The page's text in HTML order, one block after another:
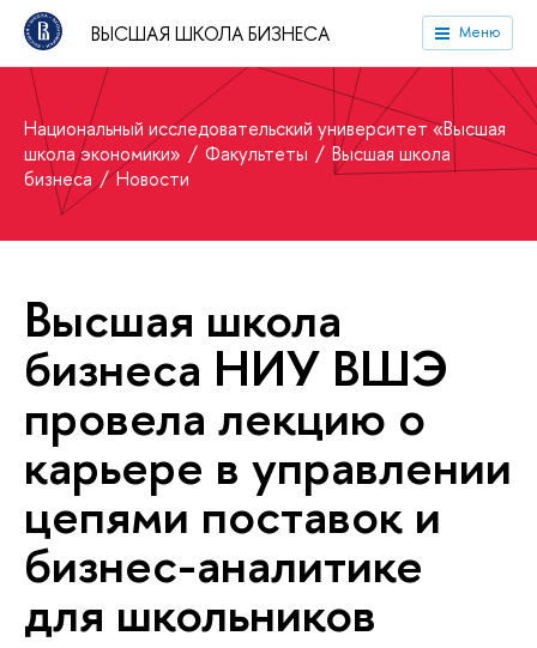
ВЫСШАЯ ШКОЛА БИЗНЕСА Меню
Национальный исследовательский университет «Высшая
школа экономики»
Факультеты
Высшая школа
бизнеса
Новости
Высшая школа
бизнеса НИУ ВШЭ
провела лекцию о
карьере в управлении
цепями поставок и
бизнес-аналитике
для школьников